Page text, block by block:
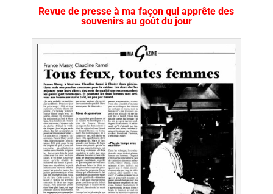
Revue de presse à ma façon qui apprête des
souvenirs au goût du jour